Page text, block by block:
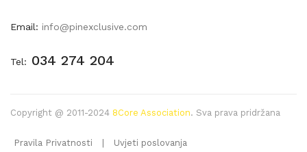
Email: info@pinexclusive.com
Tel: 034 274 204
Copyright @ 2011-2024 8Core Association. Sva prava pridržana
Pravila Privatnosti Uvjeti poslovanja